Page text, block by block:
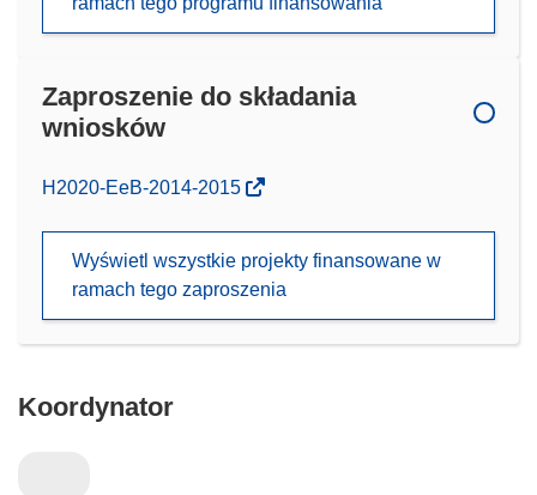
Zaproszenie do składania
wniosków
(odnośnik
nowym
H2020-EeB-2014-2015
Wyświetl wszystkie projekty finansowane w
ramach tego zaproszenia
Koordynator